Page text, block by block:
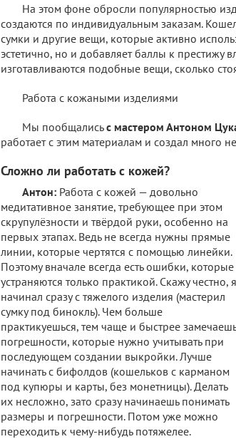
На этом фоне обросли популярностью
создаются по индивидуальным заказам.
сумки и другие вещи, которые активно
эстетично, но и добавляет баллы к престижу
изготавливаются подобные вещи, сколько
Работа с кожаными изделиями
Мы пообщалисьс мастером Антоном
работает с этим материалам и создал много
Сложно ли работать с кожей?
Антон: Работа с кожей — довольно
медитативное занятие, требующее при этом
скрупулёзности и твёрдой руки, особенно на
первых этапах. Ведь не всегда нужны прямые
линии, которые чертятся с помощью линейки.
Поэтому вначале всегда есть ошибки, которые
устраняются только практикой. Скажу честно, я
начинал сразу с тяжелого изделия (мастерил
сумку под бинокль). Чем больше
практикуешься, тем чаще и быстрее замечаешь
погрешности, которые нужно учитывать при
последующем создании выкройки. Лучше
начинать с бифолдов (кошельков с карманом
под купюры и карты, без монетницы). Делать
их несложно, зато сразу начинаешь понимать
размеры и погрешности. Потом уже можно
переходить к чему-нибудь потяжелее.